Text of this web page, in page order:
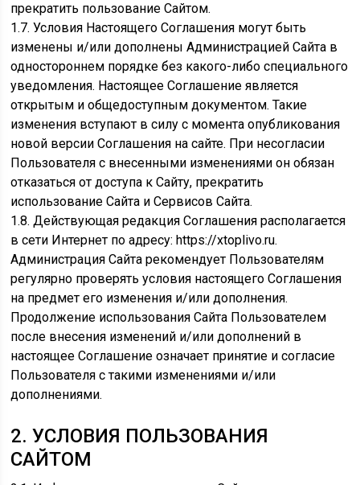
прекратить пользование Сайтом.
1.7. Условия Настоящего Соглашения могут быть
изменены и/или дополнены Администрацией Сайта в
одностороннем порядке без какого-либо специального
уведомления. Настоящее Соглашение является
открытым и общедоступным документом. Такие
изменения вступают в силу с момента опубликования
новой версии Соглашения на сайте. При несогласии
Пользователя с внесенными изменениями он обязан
отказаться от доступа к Сайту, прекратить
использование Сайта и Сервисов Сайта.
1.8. Действующая редакция Соглашения располагается
в сети Интернет по адресу: https://xtoplivo.ru.
Администрация Сайта рекомендует Пользователям
регулярно проверять условия настоящего Соглашения
на предмет его изменения и/или дополнения.
Продолжение использования Сайта Пользователем
после внесения изменений и/или дополнений в
настоящее Соглашение означает принятие и согласие
Пользователя с такими изменениями и/или
дополнениями.
2. УСЛОВИЯ ПОЛЬЗОВАНИЯ
САЙТОМ